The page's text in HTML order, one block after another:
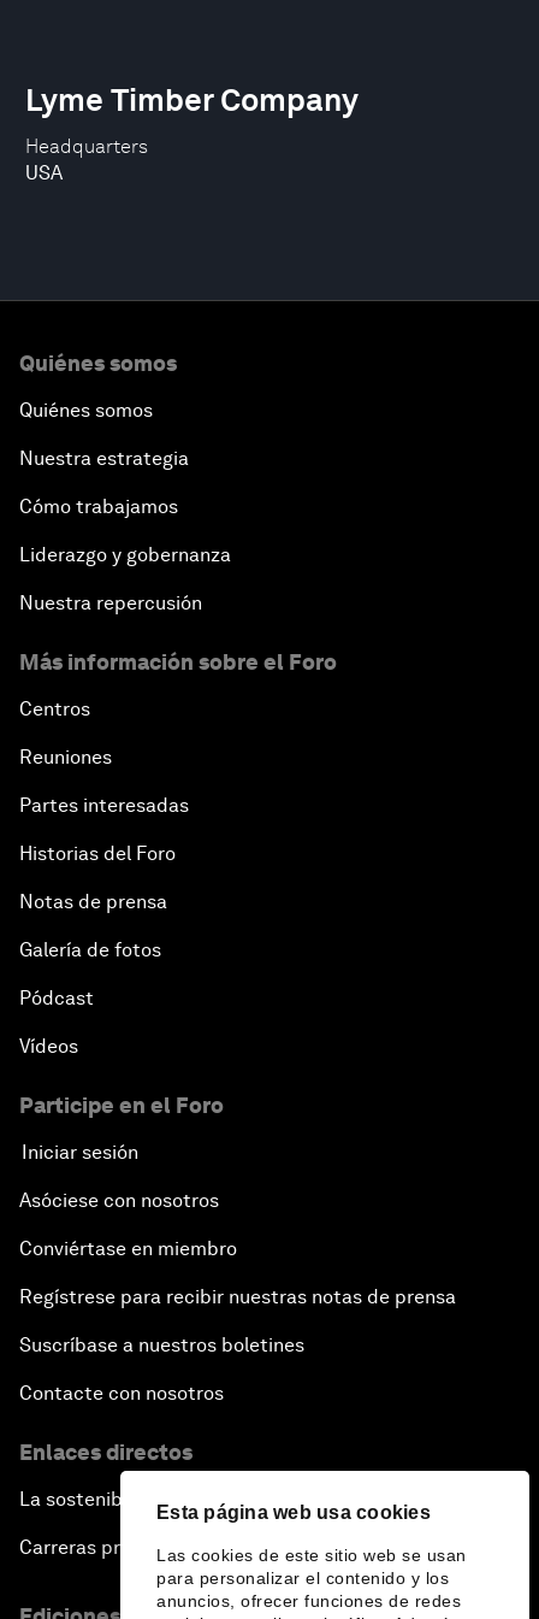
Esta página web usa cookies
Las cookies de este sitio web se usan
para personalizar el contenido y los
anuncios, ofrecer funciones de redes
Headquarters
USA
Lyme Timber Company
Quiénes somos
Quiénes somos
Nuestra estrategia
Cómo trabajamos
Liderazgo y gobernanza
Nuestra repercusión
Más información sobre el Foro
Centros
Reuniones
Partes interesadas
Historias del Foro
Notas de prensa
Galería de fotos
Pódcast
Vídeos
Participe en el Foro
Iniciar sesión
Asóciese con nosotros
Conviértase en miembro
Regístrese para recibir nuestras notas de prensa
Suscríbase a nuestros boletines
Contacte con nosotros
Enlaces directos
La sostenibilidad en el Foro
Carreras profesionales